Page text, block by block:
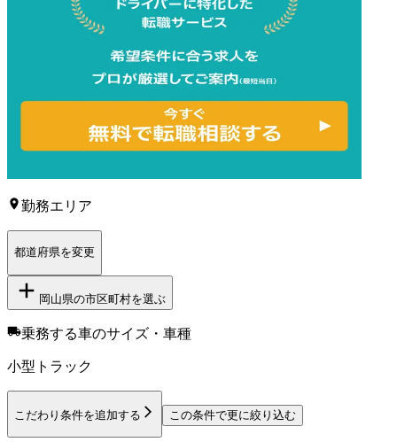
勤務エリア
都道府県を変更
岡山県の市区町村を選ぶ
乗務する車のサイズ・車種
小型トラック
こだわり条件を追加する この条件で更に絞り込む